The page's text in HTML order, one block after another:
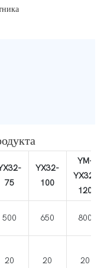
75
YX32-
100
YM-
YX32-
120
500 650 800
20 20 20